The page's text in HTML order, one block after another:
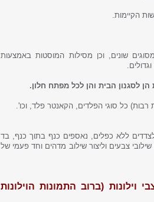
הקיימות.
שונים, וכן מסילות המוסטות באמצעות
לסגנון הבית והן לכל מפתח חלון.
רבות) כל סוגי הפלדים, הקאנטר פלד, וכו'.
לצדדים ללא כפלים, נאספים כנף בתוך כנף, בד
צבעים וליצור שילוב מדהים וחד פעמי של
(ברוב התמונות הוילונות